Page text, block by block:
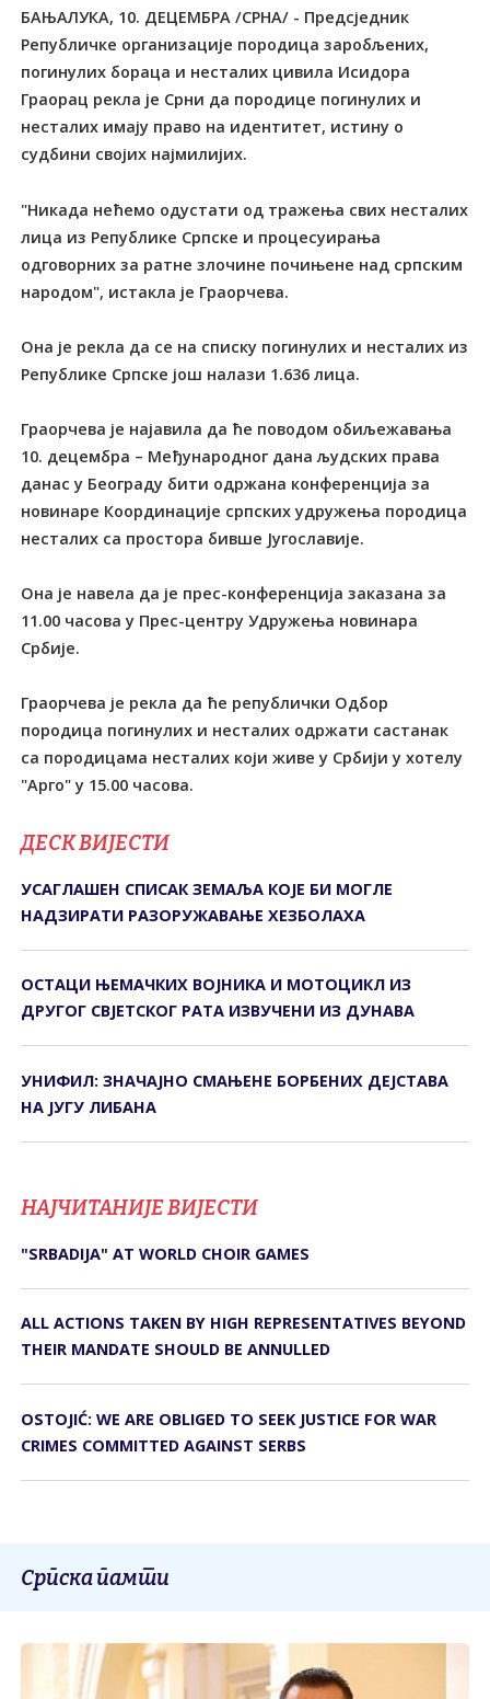
БАЊАЛУКА, 10. ДЕЦЕМБРА /СРНА/ - Предсједник
Републичке организације породица заробљених,
погинулих бораца и несталих цивила Исидора
Граорац рекла је Срни да породице погинулих и
несталих имају право на идентитет, истину о
судбини својих најмилијих.
"Никада нећемо одустати од тражења свих несталих
лица из Републике Српске и процесуирања
одговорних за ратне злочине почињене над српским
народом", истакла је Граорчева.
Она је рекла да се на списку погинулих и несталих из
Републике Српске још налази 1.636 лица.
Граорчева је најавила да ће поводом обиљежавања
10. децембра – Међународног дана људских права
данас у Београду бити одржана конференција за
новинаре Координације српских удружења породица
несталих са простора бивше Југославије.
Она је навела да је прес-конференција заказана за
11.00 часова у Прес-центру Удружења новинара
Србије.
Граорчева је рекла да ће републички Одбор
породица погинулих и несталих одржати састанак
са породицама несталих који живе у Србији у хотелу
"Арго" у 15.00 часова.
ДЕСК ВИЈЕСТИ
УСАГЛАШЕН СПИСАК ЗЕМАЉА КОЈЕ БИ МОГЛЕ
НАДЗИРАТИ РАЗОРУЖАВАЊЕ ХЕЗБОЛАХА
ОСТАЦИ ЊЕМАЧКИХ ВОЈНИКА И МОТОЦИКЛ ИЗ
ДРУГОГ СВЈЕТСКОГ РАТА ИЗВУЧЕНИ ИЗ ДУНАВА
УНИФИЛ: ЗНАЧАЈНО СМАЊЕНЕ БОРБЕНИХ ДЕЈСТАВА
НА ЈУГУ ЛИБАНА
НАЈЧИТАНИЈЕ ВИЈЕСТИ
"SRBADIJA" AT WORLD CHOIR GAMES
ALL ACTIONS TAKEN BY HIGH REPRESENTATIVES BEYOND
THEIR MANDATE SHOULD BE ANNULLED
OSTOJIĆ: WE ARE OBLIGED TO SEEK JUSTICE FOR WAR
CRIMES COMMITTED AGAINST SERBS
Српска памти